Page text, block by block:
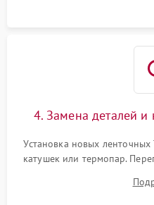
4. Замена деталей
Установка новых
катушек или термопар.
дорожек. Очистка